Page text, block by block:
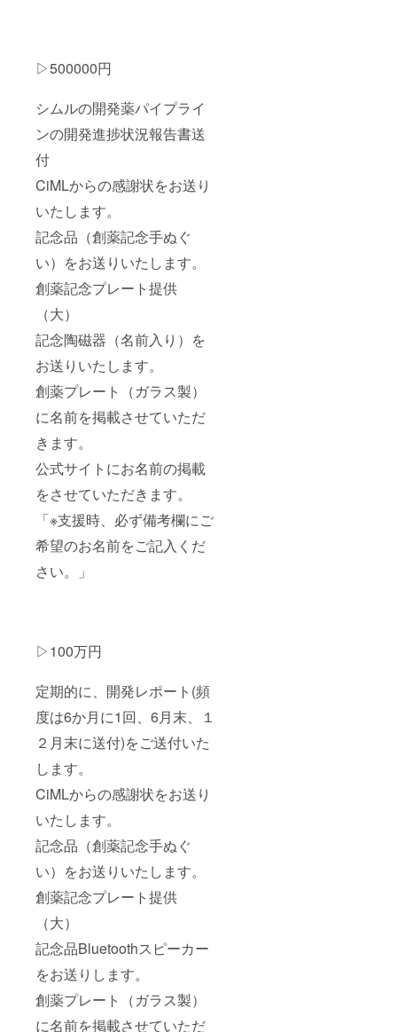
▷500000円
シムルの開発薬パイプライ
ンの開発進捗状況報告書送
付
CiMLからの感謝状をお送り
いたします。
記念品（創薬記念手ぬぐ
い）をお送りいたします。
創薬記念プレート提供
（大）
記念陶磁器（名前入り）を
お送りいたします。
創薬プレート（ガラス製）
に名前を掲載させていただ
きます。
公式サイトにお名前の掲載
をさせていただきます。
「※支援時、必ず備考欄にご
希望のお名前をご記入くだ
さい。」
▷100万円
定期的に、開発レポート(頻
度は6か月に1回、6月末、１
２月末に送付)をご送付いた
します。
CiMLからの感謝状をお送り
いたします。
記念品（創薬記念手ぬぐ
い）をお送りいたします。
創薬記念プレート提供
（大）
記念品Bluetoothスピーカー
をお送りします。
創薬プレート（ガラス製）
に名前を掲載させていただ